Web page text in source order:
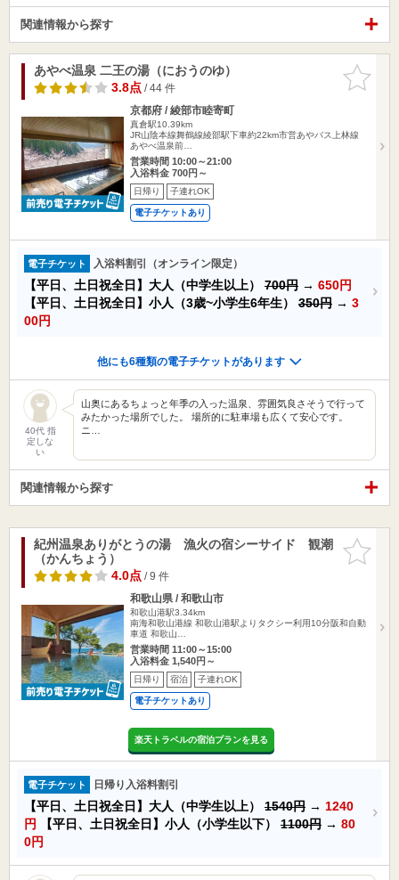
関連情報から探す
お気に入
りに追加
あやべ温泉 二王の湯（におうのゆ）
3.8点/ 44 件
京都府 / 綾部市睦寄町
真倉駅10.39km
JR山陰本線舞鶴線綾部駅下車約22km市営あやバス上林線
あやべ温泉前…
営業時間 10:00～21:00
入浴料金 700円～
日帰り 子連れOK
電子チケットあり
電子チケット 入浴料割引（オンライン限定）
【平日、土日祝全日】大人（中学生以上） 700円 → 650円
【平日、土日祝全日】小人（3歳~小学生6年生） 350円 → 3
00円
他にも6種類の電子チケットがあります
40代 指
定しな
い
山奥にあるちょっと年季の入った温泉、雰囲気良さそうで行って
みたかった場所でした。 場所的に駐車場も広くて安心です。
ニ…
関連情報から探す
お気に入
りに追加
紀州温泉ありがとうの湯 漁火の宿シーサイド 観潮
（かんちょう）
4.0点/ 9 件
和歌山県 / 和歌山市
和歌山港駅3.34km
南海和歌山港線 和歌山港駅よりタクシー利用10分阪和自動
車道 和歌山…
営業時間 11:00～15:00
入浴料金 1,540円～
日帰り 宿泊 子連れOK
電子チケットあり
楽天トラベルの宿泊プランを見る
電子チケット 日帰り入浴料割引
【平日、土日祝全日】大人（中学生以上） 1540円 → 1240
円
【平日、土日祝全日】小人（小学生以下） 1100円 → 80
0円